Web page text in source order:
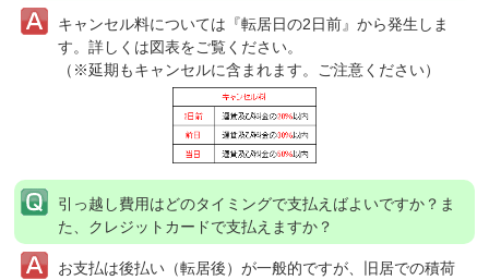
キャンセル料については『転居日の2日前』から発生しま
す。詳しくは図表をご覧ください。
（※延期もキャンセルに含まれます。ご注意ください）
引っ越し費用はどのタイミングで支払えばよいですか？ま
た、クレジットカードで支払えますか？
お支払は後払い（転居後）が一般的ですが、旧居での積荷